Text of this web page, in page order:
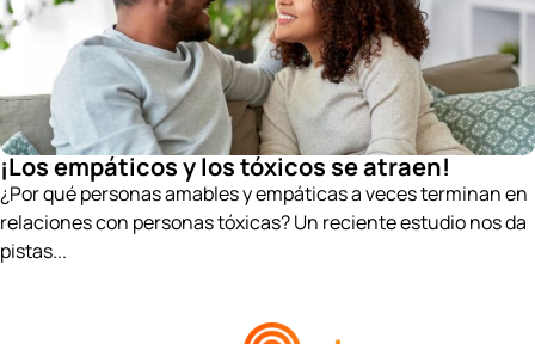
¡Los empáticos y los tóxicos se atraen!
¿Por qué personas amables y empáticas a veces terminan en
relaciones con personas tóxicas? Un reciente estudio nos da
pistas...